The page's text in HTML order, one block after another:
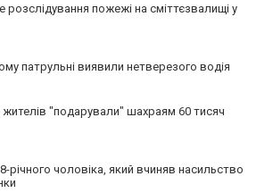
пожежі на сміттєзвалищі у
патрульні виявили нетверезого водія
жителів "подарували" шахраям 60 тисяч
річного чоловіка, який вчиняв насильство